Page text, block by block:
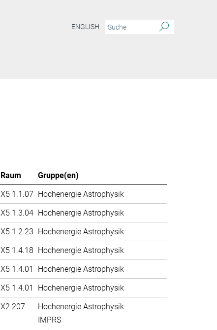
ENGLISH
Raum
Gruppe(en)
X5 1.1.07 Hochenergie Astrophysik
X5 1.3.04 Hochenergie Astrophysik
X5 1.2.23 Hochenergie Astrophysik
X5 1.4.18 Hochenergie Astrophysik
X5 1.4.01
Hochenergie Astrophysik
X5 1.4.01
Hochenergie Astrophysik
X2 207
Hochenergie Astrophysik
IMPRS